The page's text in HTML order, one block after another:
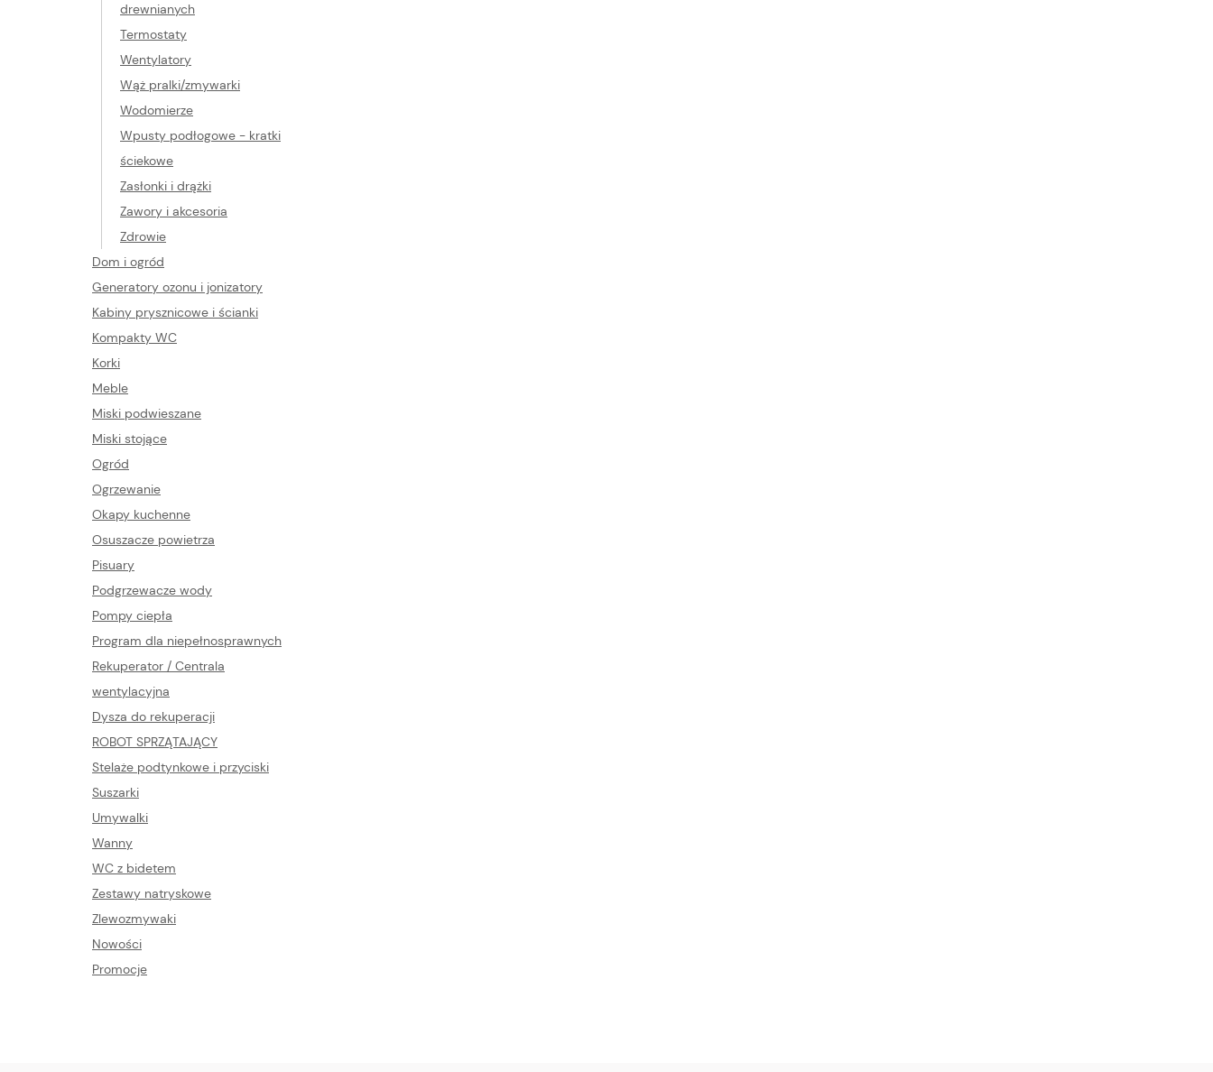
drewnianych
Termostaty
Wentylatory
Wąż pralki/zmywarki
Wodomierze
Wpusty podłogowe - kratki
ściekowe
Zasłonki i drążki
Zawory i akcesoria
Zdrowie
Dom i ogród
Generatory ozonu i jonizatory
Kabiny prysznicowe i ścianki
Kompakty WC
Korki
Meble
Miski podwieszane
Miski stojące
Ogród
Ogrzewanie
Okapy kuchenne
Osuszacze powietrza
Pisuary
Podgrzewacze wody
Pompy ciepła
Program dla niepełnosprawnych
Rekuperator / Centrala
wentylacyjna
Dysza do rekuperacji
ROBOT SPRZĄTAJĄCY
Stelaże podtynkowe i przyciski
Suszarki
Umywalki
Wanny
WC z bidetem
Zestawy natryskowe
Zlewozmywaki
Nowości
Promocje